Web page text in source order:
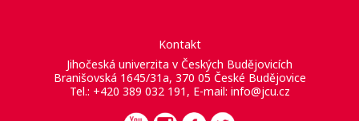
Kontakt
Jihočeská univerzita v Českých Budějovicích
Branišovská 1645/31a, 370 05 České Budějovice
Tel.: +420 389 032 191, E-mail: info@jcu.cz